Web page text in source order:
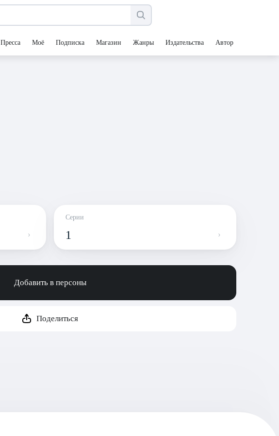
Пресса Моё Подписка Магазин Жанры Издательства Авторы
Серии
1
Добавить в персоны
Поделиться